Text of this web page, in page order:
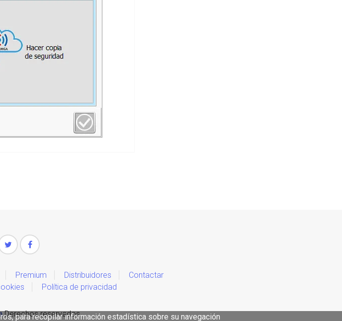
Premium Distribuidores
Contactar
Política de privacidad
Derechos reservados
para recopilar información estadística sobre su navegación